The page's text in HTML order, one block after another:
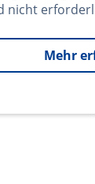
nicht
Mehr